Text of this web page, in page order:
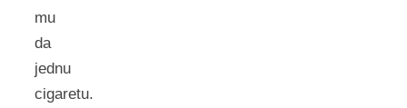
mu
da
jednu
cigaretu.